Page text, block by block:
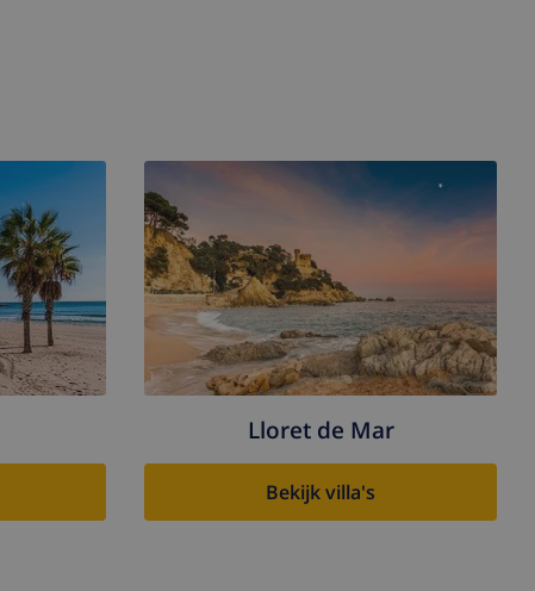
Lloret de Mar
Bekijk villa's